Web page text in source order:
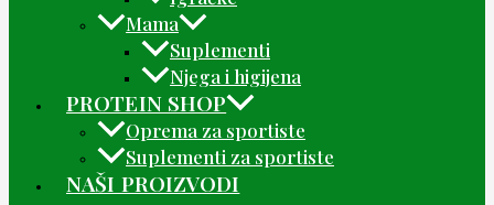
Mama
Suplementi
Njega i higijena
PROTEIN SHOP
Oprema za sportiste
Suplementi za sportiste
NAŠI PROIZVODI